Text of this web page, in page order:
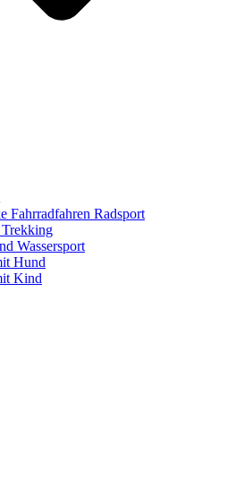
Fahrradfahren Radsport
Wassersport
Hund
Kind